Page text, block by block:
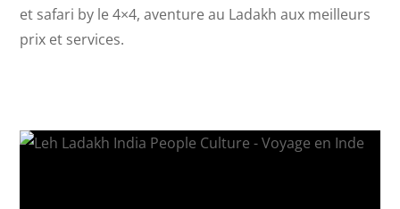
et safari by le 4×4, aventure au Ladakh aux meilleurs
prix et services.